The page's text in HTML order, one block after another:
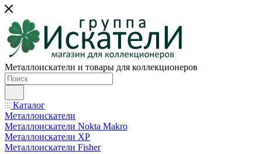
Металлоискатели и товары для коллекционеров
Каталог
Металлоискатели
Металлоискатели Nokta Makro
Металлоискатели XP
Металлоискатели Fisher